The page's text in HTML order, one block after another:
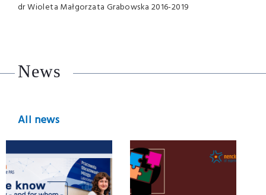
dr Wioleta Małgorzata Grabowska 2016-2019
News
All news